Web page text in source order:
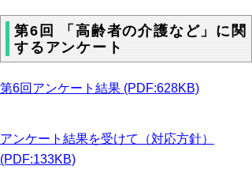
第6回 「高齢者の介護など」に関
するアンケート
第6回アンケート結果 (PDF:628KB)
アンケート結果を受けて（対応方針）
(PDF:133KB)